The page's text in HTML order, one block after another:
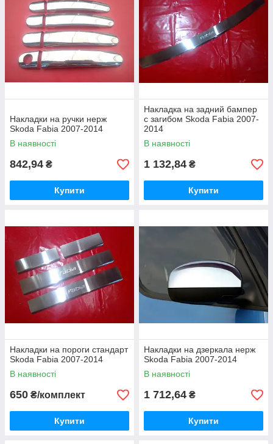
Накладки на ручки нерж
Skoda Fabia 2007-2014
В наявності
842,94 ₴
Купити
Накладка на задний бампер
с загибом Skoda Fabia 2007-
2014
В наявності
1 132,84 ₴
Купити
Накладки на пороги стандарт
Skoda Fabia 2007-2014
В наявності
650 ₴/комплект
Купити
Накладки на дзеркала нерж
Skoda Fabia 2007-2014
В наявності
1 712,64 ₴
Купити